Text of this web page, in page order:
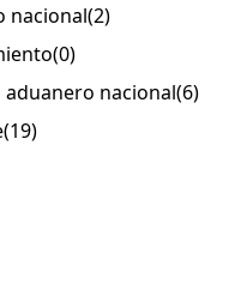
nacional(2)
(0)
nacional(6)
(19)